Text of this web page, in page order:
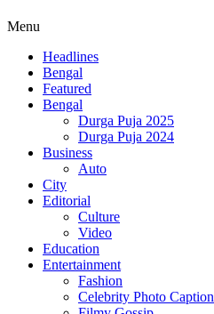
Menu
Headlines
Bengal
Featured
Bengal
Durga Puja 2025
Durga Puja 2024
Business
Auto
City
Editorial
Culture
Video
Education
Entertainment
Fashion
Celebrity Photo Caption